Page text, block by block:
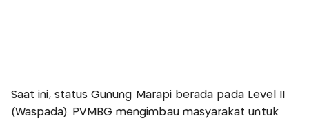
Saat ini, status Gunung Marapi berada pada Level II
(Waspada). PVMBG mengimbau masyarakat untuk